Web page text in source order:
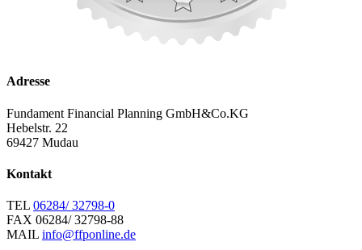
Adresse
Fundament Financial Planning GmbH&Co.KG
Hebelstr. 22
69427 Mudau
Kontakt
TEL 06284/ 32798-0
FAX 06284/ 32798-88
MAIL info@ffponline.de